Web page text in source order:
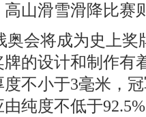
山滑雪滑降比赛
奥会将成为史上奖
的设计和制作有
不小于3毫米，
纯度不低于